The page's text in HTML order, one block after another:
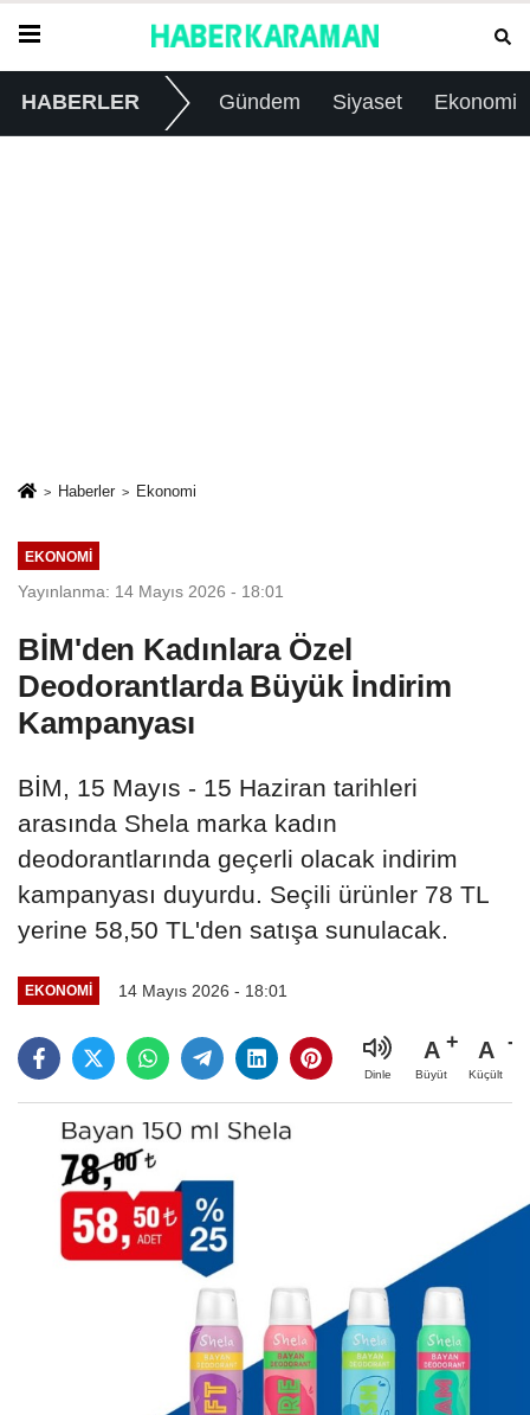
HABERLER Gündem Siyaset Ekonomi
Haberler Ekonomi
EKONOMI
Yayınlanma: 14 Mayıs 2026 - 18:01
BİM'den Kadınlara Özel
Deodorantlarda Büyük İndirim
Kampanyası
BİM, 15 Mayıs - 15 Haziran tarihleri
arasında Shela marka kadın
deodorantlarında geçerli olacak indirim
kampanyası duyurdu. Seçili ürünler 78 TL
yerine 58,50 TL'den satışa sunulacak.
EKONOMI 14 Mayıs 2026 - 18:01
Dinle
A
Büyüt
A
Küçült